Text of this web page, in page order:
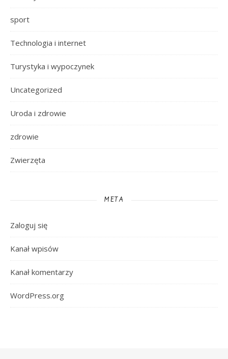
sport
Technologia i internet
Turystyka i wypoczynek
Uncategorized
Uroda i zdrowie
zdrowie
Zwierzęta
META
Zaloguj się
Kanał wpisów
Kanał komentarzy
WordPress.org